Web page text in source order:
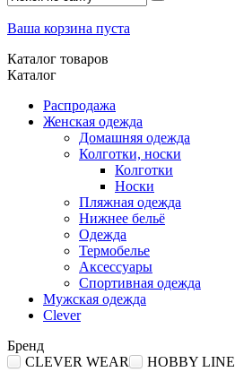
Ваша корзина пуста
Каталог товаров
Каталог
Распродажа
Женская одежда
Домашняя одежда
Колготки, носки
Колготки
Носки
Пляжная одежда
Нижнее бельё
Одежда
Термобелье
Аксессуары
Спортивная одежда
Мужская одежда
Clever
Бренд
CLEVER WEAR
HOBBY LINE